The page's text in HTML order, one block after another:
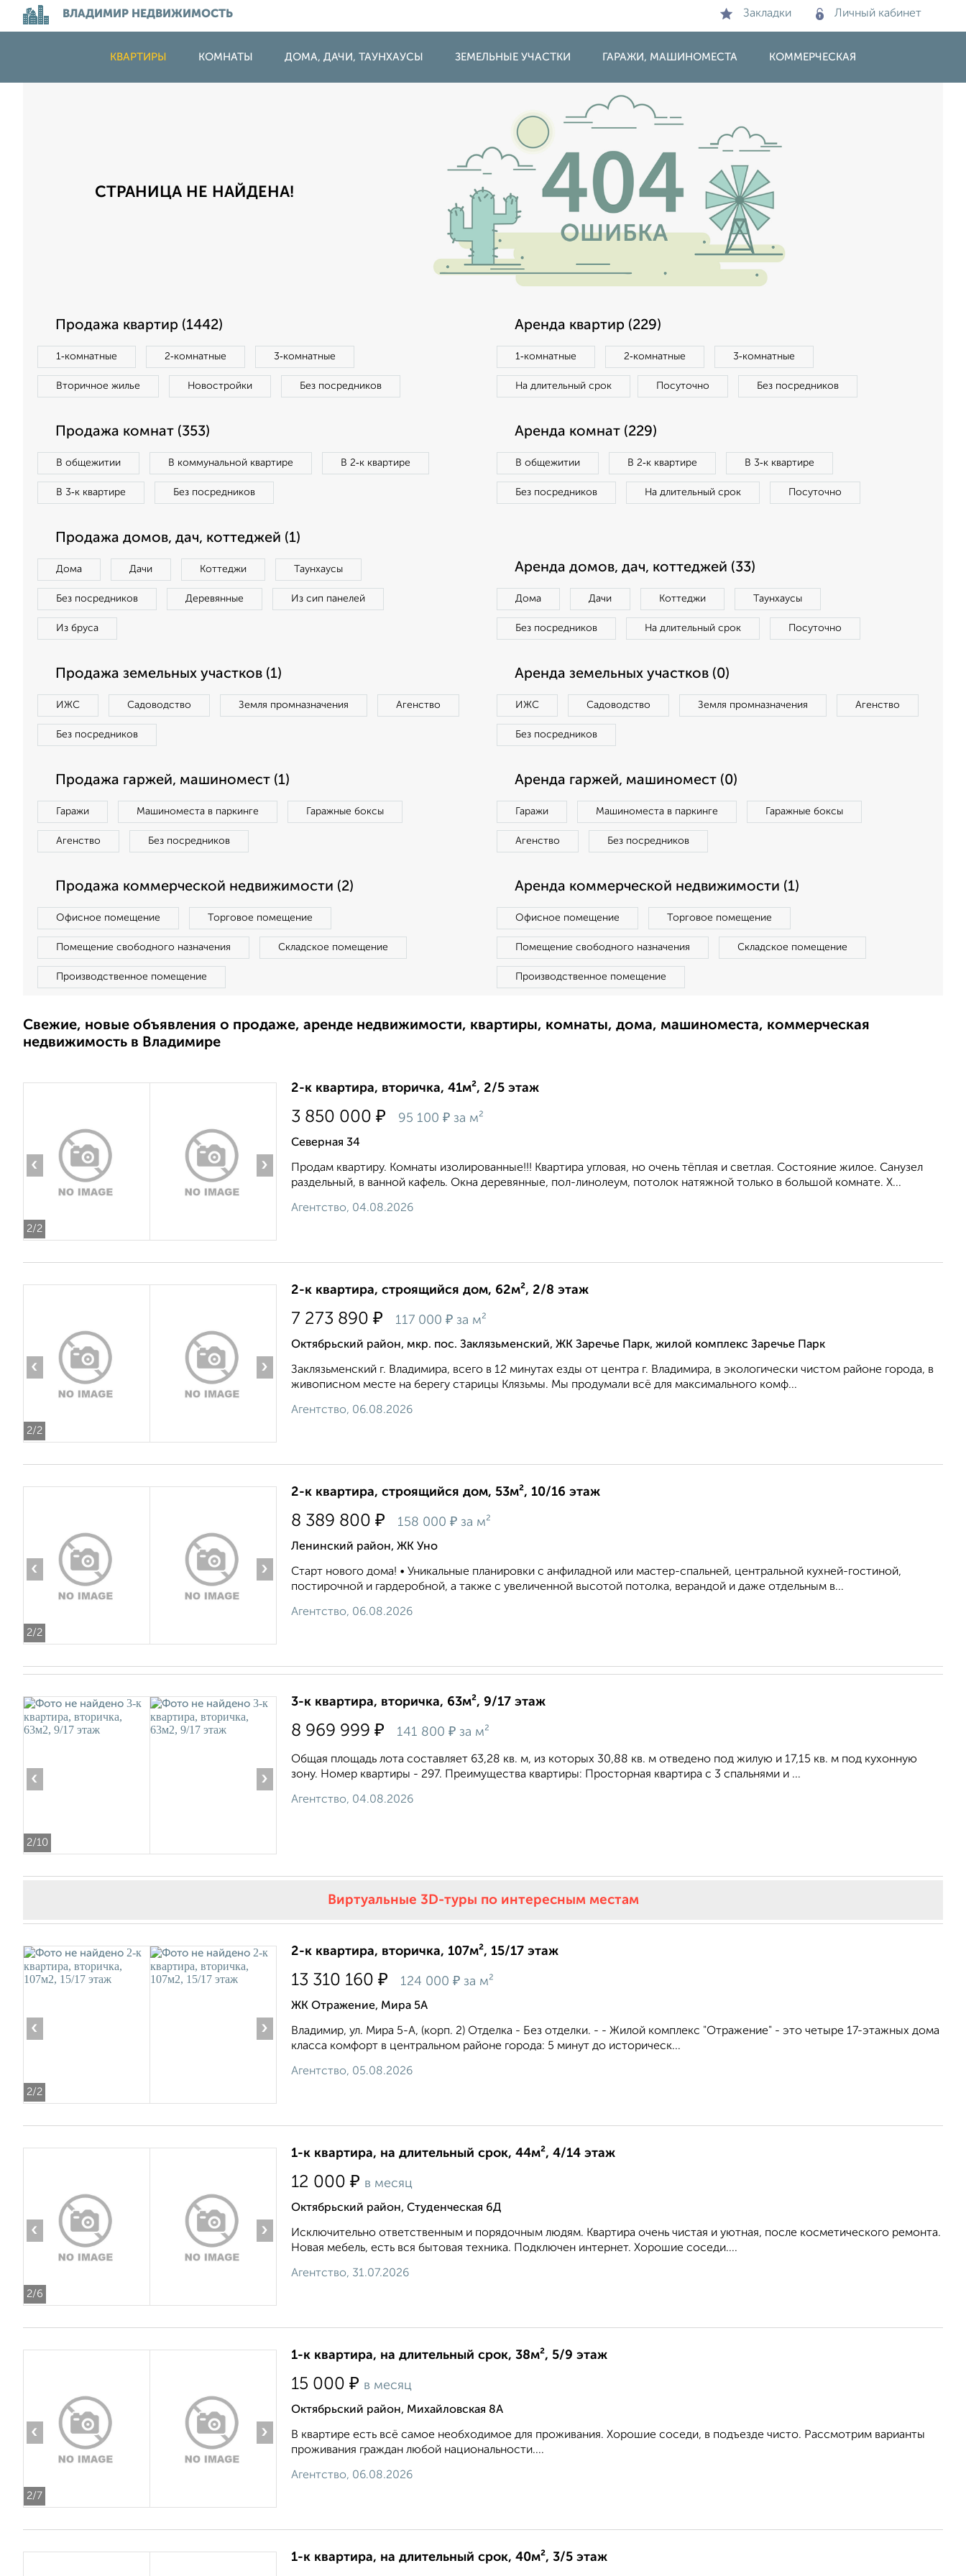
ВЛАДИМИР НЕДВИЖИМОСТЬ Закладки Личный кабинет
КВАРТИРЫ КОМНАТЫ ДОМА, ДАЧИ, ТАУНХАУСЫ ЗЕМЕЛЬНЫЕ УЧАСТКИ ГАРАЖИ, МАШИНОМЕСТА КОММЕРЧЕСКАЯ
СТРАНИЦА НЕ НАЙДЕНА!
Продажа квартир (1442)
1‑комнатные 2‑комнатные 3‑комнатные
Вторичное жилье Новостройки Без посредников
Аренда квартир (229)
1‑комнатные 2‑комнатные 3‑комнатные
На длительный срок Посуточно Без посредников
Продажа комнат (353)
В общежитии В коммунальной квартире В 2‑к квартире
В 3‑к квартире Без посредников
Аренда комнат (229)
В общежитии В 2‑к квартире В 3‑к квартире
Без посредников На длительный срок Посуточно
Продажа домов, дач, коттеджей (1)
Дома Дачи Коттеджи Таунхаусы
Без посредников Деревянные Из сип панелей
Из бруса
Аренда домов, дач, коттеджей (33)
Дома Дачи Коттеджи Таунхаусы
Без посредников На длительный срок Посуточно
Продажа земельных участков (1)
ИЖС Садоводство Земля промназначения Агенство
Без посредников
Аренда земельных участков (0)
ИЖС Садоводство Земля промназначения Агенство
Без посредников
Продажа гаржей, машиномест (1)
Гаражи Машиноместа в паркинге Гаражные боксы
Агенство Без посредников
Аренда гаржей, машиномест (0)
Гаражи Машиноместа в паркинге Гаражные боксы
Агенство Без посредников
Продажа коммерческой недвижимости (2)
Офисное помещение Торговое помещение
Помещение свободного назначения Складское помещение
Производственное помещение
Аренда коммерческой недвижимости (1)
Офисное помещение Торговое помещение
Помещение свободного назначения Складское помещение
Производственное помещение
Свежие, новые объявления о продаже, аренде недвижимости, квартиры, комнаты, дома, машиноместа, коммерческая
недвижимость в Владимире
2/2
‹ ›
2-к квартира, вторичка, 41м², 2/5 этаж
3 850 000 ₽ 95 100 ₽ за м²
Северная 34
Продам квартиру. Комнаты изолированные!!! Квартира угловая, но очень тёплая и светлая. Состояние жилое. Санузел
раздельный, в ванной кафель. Окна деревянные, пол-линолеум, потолок натяжной только в большой комнате. Х...
Агентство, 04.08.2026
2/2
‹ ›
2-к квартира, строящийся дом, 62м², 2/8 этаж
7 273 890 ₽ 117 000 ₽ за м²
Октябрьский район, мкр. пос. Заклязьменский, ЖК Заречье Парк, жилой комплекс Заречье Парк
Заклязьменский г. Владимира, всего в 12 минутах езды от центра г. Владимира, в экологически чистом районе города, в
живописном месте на берегу старицы Клязьмы. Мы продумали всё для максимального комф...
Агентство, 06.08.2026
2/2
‹ ›
2-к квартира, строящийся дом, 53м², 10/16 этаж
8 389 800 ₽ 158 000 ₽ за м²
Ленинский район, ЖК Уно
Старт нового дома! • Уникальные планировки с анфиладной или мастер-спальней, центральной кухней-гостиной,
постирочной и гардеробной, а также с увеличенной высотой потолка, верандой и даже отдельным в...
Агентство, 06.08.2026
2/10
‹ ›
3-к квартира, вторичка, 63м², 9/17 этаж
8 969 999 ₽ 141 800 ₽ за м²
Общая площадь лота составляет 63,28 кв. м, из которых 30,88 кв. м отведено под жилую и 17,15 кв. м под кухонную
зону. Номер квартиры - 297. Преимущества квартиры: Просторная квартира с 3 спальнями и ...
Агентство, 04.08.2026
Виртуальные 3D-туры по интересным местам
2/2
‹ ›
2-к квартира, вторичка, 107м², 15/17 этаж
13 310 160 ₽ 124 000 ₽ за м²
ЖК Отражение, Мира 5А
Владимир, ул. Мира 5-А, (корп. 2) Отделка - Без отделки. - - Жилой комплекс "Отражение" - это четыре 17-этажных дома
класса комфорт в центральном районе города: 5 минут до историческ...
Агентство, 05.08.2026
2/6
‹ ›
1-к квартира, на длительный срок, 44м², 4/14 этаж
12 000 ₽ в месяц
Октябрьский район, Студенческая 6Д
Исключительно ответственным и порядочным людям. Квартира очень чистая и уютная, после косметического ремонта.
Новая мебель, есть вся бытовая техника. Подключен интернет. Хорошие соседи....
Агентство, 31.07.2026
2/7
‹ ›
1-к квартира, на длительный срок, 38м², 5/9 этаж
15 000 ₽ в месяц
Октябрьский район, Михайловская 8А
В квартире есть всё самое необходимое для проживания. Хорошие соседи, в подъезде чисто. Рассмотрим варианты
проживания граждан любой национальности....
Агентство, 06.08.2026
1-к квартира, на длительный срок, 40м², 3/5 этаж